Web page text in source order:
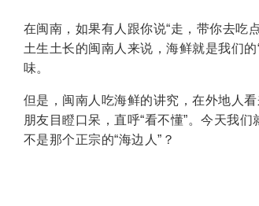
在闽南，如果有人跟你说“走，带你去吃
土生土长的闽南人来说，海鲜就是我们
味。
但是，闽南人吃海鲜的讲究，在外地人
朋友目瞪口呆，直呼“看不懂”。今天我
不是那个正宗的“海边人”？